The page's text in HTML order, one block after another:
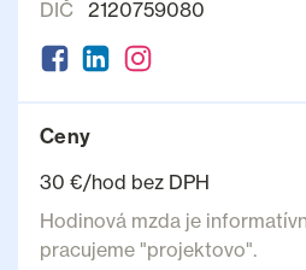
DIČ
2120759080
Ceny
30 €/hod bez DPH
Hodinová mzda je
pracujeme "projektovo".